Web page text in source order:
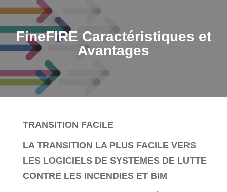
FineFIRE Caractéristiques et
Avantages
TRANSITION FACILE
LA TRANSITION LA PLUS FACILE VERS
LES LOGICIELS DE SYSTEMES DE LUTTE
CONTRE LES INCENDIES ET BIM